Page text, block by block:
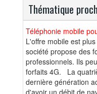
Thématique
Téléphonie mobile
L'offre mobile est
société propose des
professionnels. Ils
forfaits 4G. La
dernière génération
d'avoir un débit de